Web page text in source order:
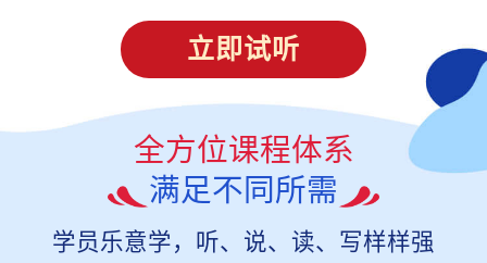
立即试听
全方位课程体系
满足不同所需
学员乐意学，听、说、读、写样样强